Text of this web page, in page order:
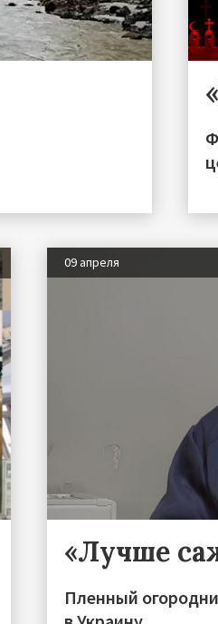
09 апреля
«Лучше
Пленный